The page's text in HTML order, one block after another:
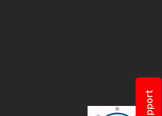
Support